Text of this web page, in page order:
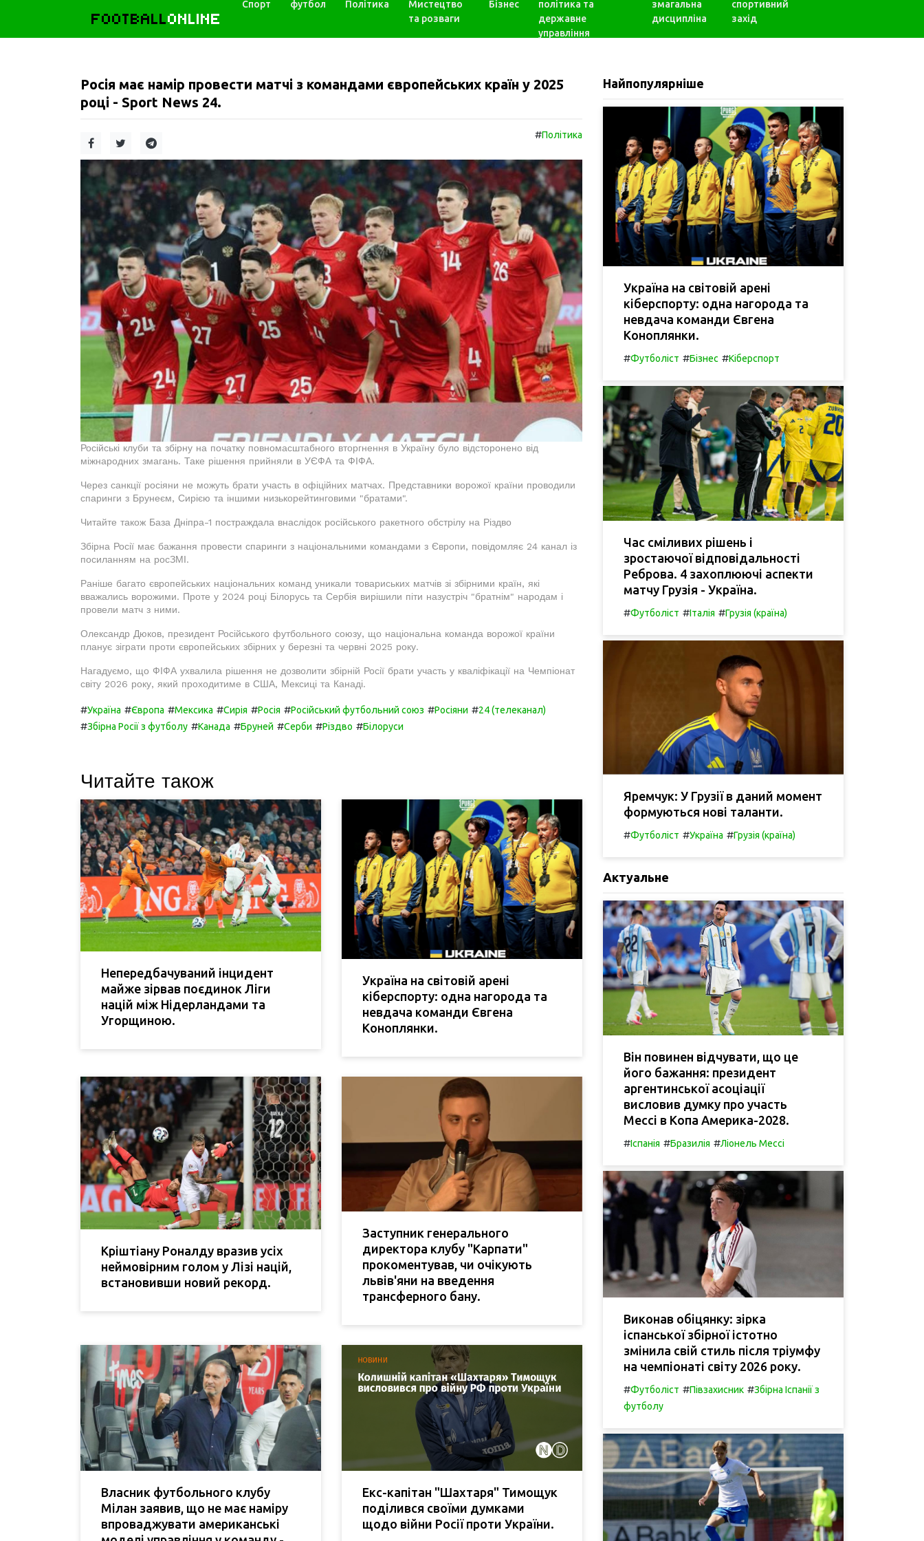
FOOTBALLONLINE
Спорт футбол Політика
Мистецтво
та розваги
Бізнес
політика та
державне
управління
змагальна
дисципліна
спортивний
захід
Росія має намір провести матчі з командами європейських країн у 2025
році - Sport News 24.
#Політика
Російські клуби та збірну на початку повномасштабного вторгнення в Україну було відсторонено від
міжнародних змагань. Таке рішення прийняли в УЄФА та ФІФА.
Через санкції росіяни не можуть брати участь в офіційних матчах. Представники ворожої країни проводили
спаринги з Брунеєм, Сирією та іншими низькорейтинговими "братами".
Читайте також База Дніпра-1 постраждала внаслідок російського ракетного обстрілу на Різдво
Збірна Росії має бажання провести спаринги з національними командами з Європи, повідомляє 24 канал із
посиланням на росЗМІ.
Раніше багато європейських національних команд уникали товариських матчів зі збірними країн, які
вважались ворожими. Проте у 2024 році Білорусь та Сербія вирішили піти назустріч "братнім" народам і
провели матч з ними.
Олександр Дюков, президент Російського футбольного союзу, що національна команда ворожої країни
планує зіграти проти європейських збірних у березні та червні 2025 року.
Нагадуємо, що ФІФА ухвалила рішення не дозволити збірній Росії брати участь у кваліфікації на Чемпіонат
світу 2026 року, який проходитиме в США, Мексиці та Канаді.
#Україна #Європа #Мексика #Сирія #Росія #Російський футбольний союз #Росіяни #24 (телеканал)
#Збірна Росії з футболу #Канада #Бруней #Серби #Різдво #Білоруси
Читайте також
Непередбачуваний інцидент
майже зірвав поєдинок Ліги
націй між Нідерландами та
Угорщиною.
Україна на світовій арені
кіберспорту: одна нагорода та
невдача команди Євгена
Коноплянки.
Кріштіану Роналду вразив усіх
неймовірним голом у Лізі націй,
встановивши новий рекорд.
Заступник генерального
директора клубу "Карпати"
прокоментував, чи очікують
львів'яни на введення
трансферного бану.
Власник футбольного клубу
Мілан заявив, що не має наміру
впроваджувати американські
Екс-капітан "Шахтаря" Тимощук
поділився своїми думками
щодо війни Росії проти України.
Найпопулярніше
Україна на світовій арені
кіберспорту: одна нагорода та
невдача команди Євгена
Коноплянки.
#Футболіст #Бізнес #Кіберспорт
Час сміливих рішень і
зростаючої відповідальності
Реброва. 4 захоплюючі аспекти
матчу Грузія - Україна.
#Футболіст #Італія #Грузія (країна)
Яремчук: У Грузії в даний момент
формуються нові таланти.
#Футболіст #Україна #Грузія (країна)
Актуальне
Він повинен відчувати, що це
його бажання: президент
аргентинської асоціації
висловив думку про участь
Мессі в Копа Америка-2028.
#Іспанія #Бразилія #Ліонель Мессі
Виконав обіцянку: зірка
іспанської збірної істотно
змінила свій стиль після тріумфу
на чемпіонаті світу 2026 року.
#Футболіст #Півзахисник #Збірна Іспанії з
футболу